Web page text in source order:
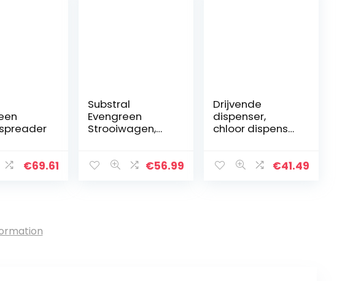
€69.61
Substral
Evengreen
Strooiwagen,
Met
€56.99
Drijvende
dispenser,
chloor dispenser
inch tablet
€41.49